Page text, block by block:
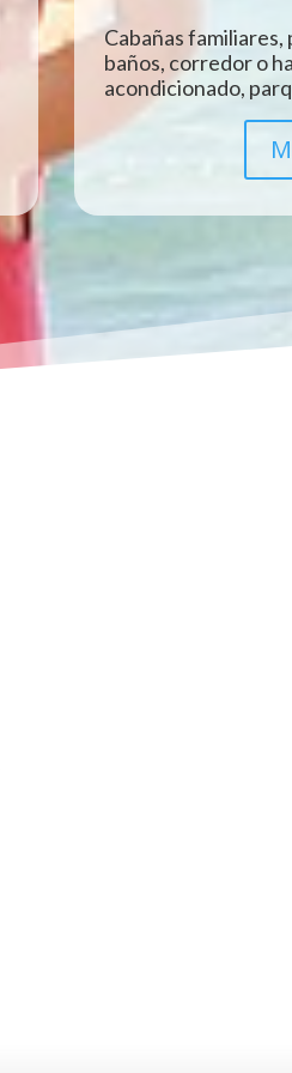
Cabañas familiares,
baños, corredor o
acondicionado,